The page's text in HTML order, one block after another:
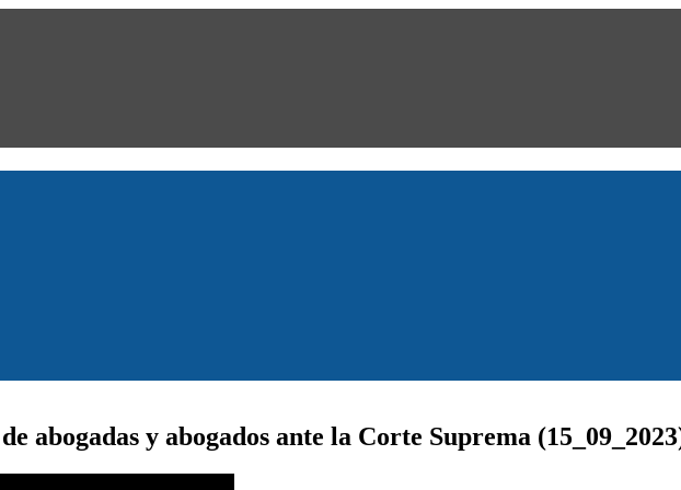
abogadas y abogados ante la Corte Suprema